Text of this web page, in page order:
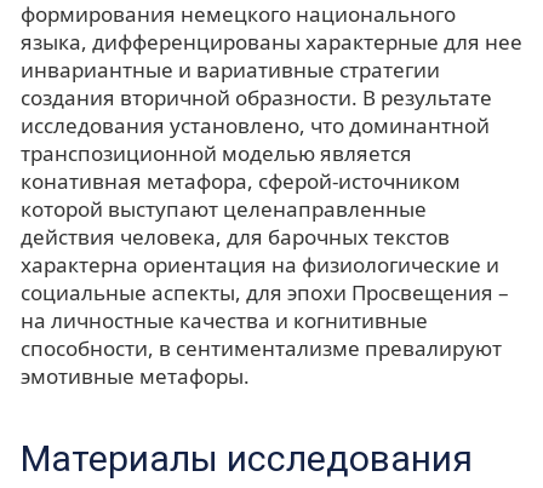
формирования немецкого национального
языка, дифференцированы характерные для нее
инвариантные и вариативные стратегии
создания вторичной образности. В результате
исследования установлено, что доминантной
транспозиционной моделью является
конативная метафора, сферой-источником
которой выступают целенаправленные
действия человека, для барочных текстов
характерна ориентация на физиологические и
социальные аспекты, для эпохи Просвещения –
на личностные качества и когнитивные
способности, в сентиментализме превалируют
эмотивные метафоры.
Материалы исследования